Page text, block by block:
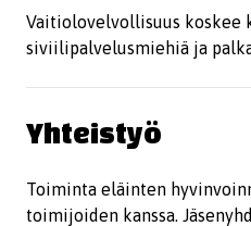
Vaitiolovelvollisuus
siviilipalvelusmiehiä ja
Yhteistyö
Toiminta eläinten
toimijoiden kanssa.